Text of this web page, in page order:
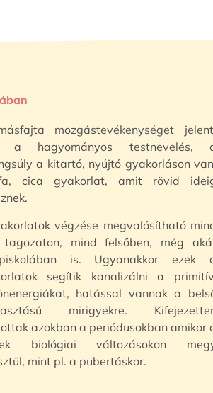
mozgástevékenységet
a hagyományos testnevelés,
a kitartó, nyújtó gyakorláson
cica gyakorlat, amit rövid
végzése megvalósítható
tagozaton, mind felsőben, még
is. Ugyanakkor ezek
segítik kanalizálni a
hatással vannak a
mirigyekre.
azokban a periódusokban amikor
biológiai változásokon
mint pl. a pubertáskor.